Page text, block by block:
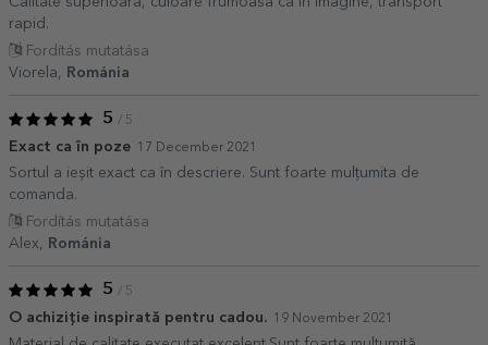
rapid.
Fordítás mutatása
Viorela,
Románia
5 / 5
Exact ca în poze 17 December 2021
Sortul a ieșit exact ca în descriere. Sunt foarte mulțumita de
comanda.
Fordítás mutatása
Alex,
Románia
5 / 5
O achiziție inspirată pentru cadou. 19 November 2021